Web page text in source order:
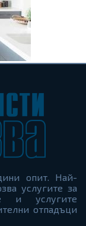
опит. Най-
услугите за
и услугите
отпадъци